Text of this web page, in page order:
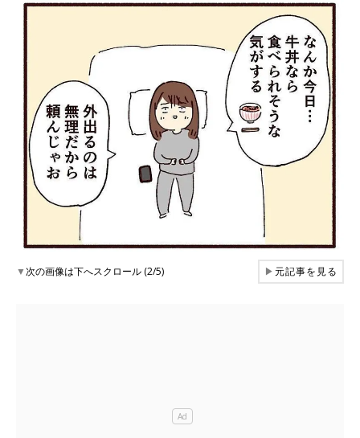
▼次の画像は下へスクロール (2/5) ▶元記事を見る